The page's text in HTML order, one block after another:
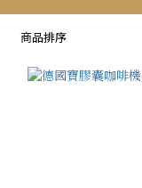
商品排序